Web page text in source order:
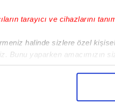
tarayıcı ve cihazlarını
halinde sizlere özel
Bunu yaparken amacımızın
elimizden gelen çabayı
bu çerezlere izin